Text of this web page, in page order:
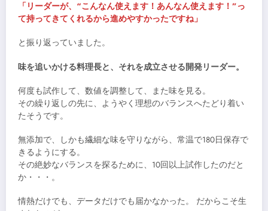
「リーダーが、“こんなん使えます！あんなん使えます！”っ
て持ってきてくれるから進めやすかったですね」
と振り返っていました。
味を追いかける料理長と、それを成立させる開発リーダー。
何度も試作して、数値を調整して、また味を見る。
その繰り返しの先に、ようやく理想のバランスへたどり着い
たそうです。
無添加で、しかも繊細な味を守りながら、常温で180日保存で
きるようにする。
その絶妙なバランスを探るために、10回以上試作したのだと
か・・・。
情熱だけでも、データだけでも届かなかった。 だからこそ生